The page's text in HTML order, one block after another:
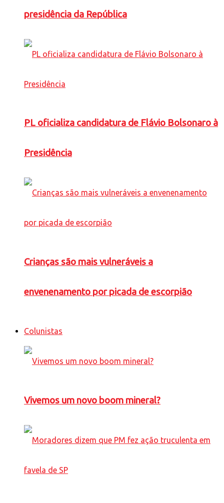
presidência da República
PL oficializa candidatura de Flávio Bolsonaro à
Presidência
Crianças são mais vulneráveis a
envenenamento por picada de escorpião
Colunistas
Vivemos um novo boom mineral?